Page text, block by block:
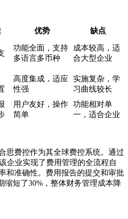
优势 缺点
功能全面，支持
多语言多币种
成本较高，适
合大型企业
高度集成，适应
性强
实施复杂，学
习曲线较长
用户友好，操作
简单
功能相对单
一，适合企业
思费控作为其全球费控系统。通过
企业实现了费用管理的全流程自
和准确性。费用报告的提交和审批
缩短了30%，整体财务管理成本降